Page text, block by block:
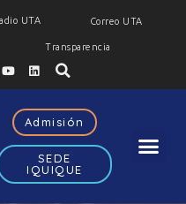
UTA Correo UTA
Transparencia
Admisión
SEDE
IQUIQUE